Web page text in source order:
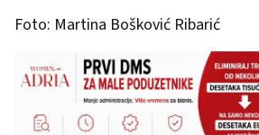
Foto: Martina Bošković Ribarić